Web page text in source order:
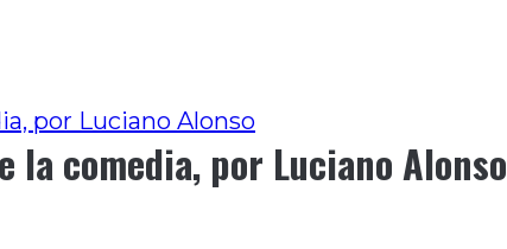
por Luciano Alonso
la comedia, por Luciano Alonso